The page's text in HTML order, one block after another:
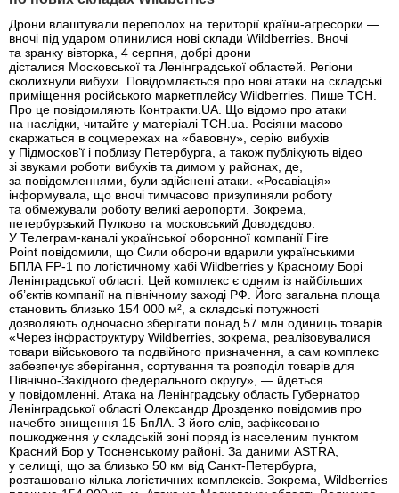
Дрони влаштували переполох на території країни-агресорки —
вночі під ударом опинилися нові склади Wildberries. Вночі
та зранку вівторка, 4 серпня, добрі дрони
дісталися Московської та Ленінградської областей. Регіони
сколихнули вибухи. Повідомляється про нові атаки на складські
приміщення російського маркетплейсу Wildberries. Пише ТСН.
Про це повідомляють Контракти.UA. Що відомо про атаки
на наслідки, читайте у матеріалі ТСН.ua. Росіяни масово
скаржаться в соцмережах на «бавовну», серію вибухів
у Підмосков’ї і поблизу Петербурга, а також публікують відео
зі звуками роботи вибухів та димом у районах, де,
за повідомленнями, були здійснені атаки. «Росавіація»
інформувала, що вночі тимчасово призупиняли роботу
та обмежували роботу великі аеропорти. Зокрема,
петербурзький Пулково та московський Доводєдово.
У Телеграм-каналі української оборонної компанії Fire
Point повідомили, що Сили оборони вдарили українськими
БПЛА FP-1 по логістичному хабі Wildberries у Красному Борі
Ленінградської області. Цей комплекс є одним із найбільших
об’єктів компанії на північному заході РФ. Його загальна площа
становить близько 154 000 м², а складські потужності
дозволяють одночасно зберігати понад 57 млн одиниць товарів.
«Через інфраструктуру Wildberries, зокрема, реалізовувалися
товари військового та подвійного призначення, а сам комплекс
забезпечує зберігання, сортування та розподіл товарів для
Північно-Західного федерального округу», — йдеться
у повідомленні. Атака на Ленінградську область Губернатор
Ленінградської області Олександр Дрозденко повідомив про
начебто знищення 15 БпЛА. З його слів, зафіксовано
пошкодження у складській зоні поряд із населеним пунктом
Красний Бор у Тосненському районі. За даними ASTRA,
у селищі, що за близько 50 км від Санкт-Петербурга,
розташовано кілька логістичних комплексів. Зокрема, Wildberries